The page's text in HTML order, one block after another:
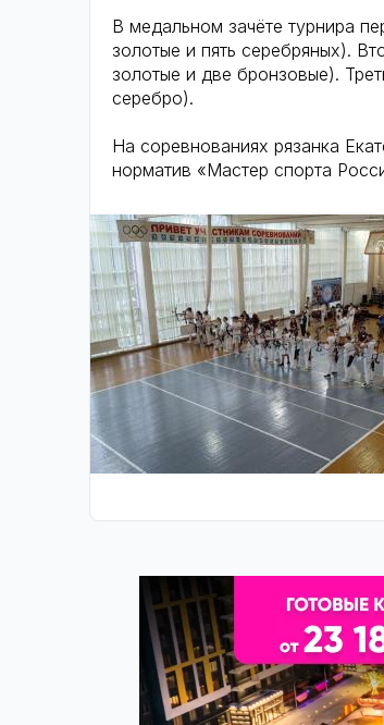
В медальном зачёте турнира
золотые и пять серебряных).
золотые и две бронзовые).
серебро).
На соревнованиях рязанка
норматив «Мастер спорта